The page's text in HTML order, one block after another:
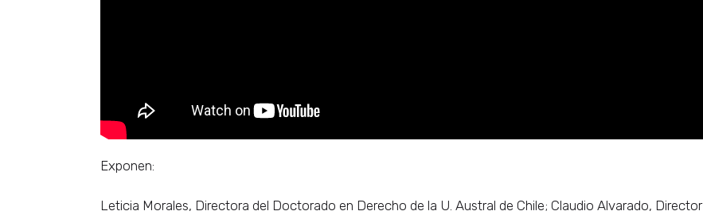
Exponen:
Leticia Morales, Directora del Doctorado en Derecho de la U. Austral de Chile; Claudio Alvarado, Director